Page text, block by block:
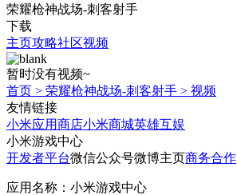
荣耀枪神战场-刺客射手
下载
主页攻略社区视频
暂时没有视频~
首页 > 荣耀枪神战场-刺客射手 > 视频
友情链接
小米应用商店小米商城英雄互娱
小米游戏中心
开发者平台微信公众号微博主页商务合作
应用名称：小米游戏中心